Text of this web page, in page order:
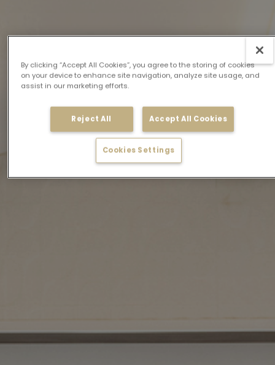
By clicking “Accept All Cookies”, you agree to the storing of cookies
on your device to enhance site navigation, analyze site usage, and
assist in our marketing efforts.
Reject All Accept All Cookies
Cookies Settings